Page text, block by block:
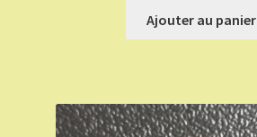
Ajouter au panier